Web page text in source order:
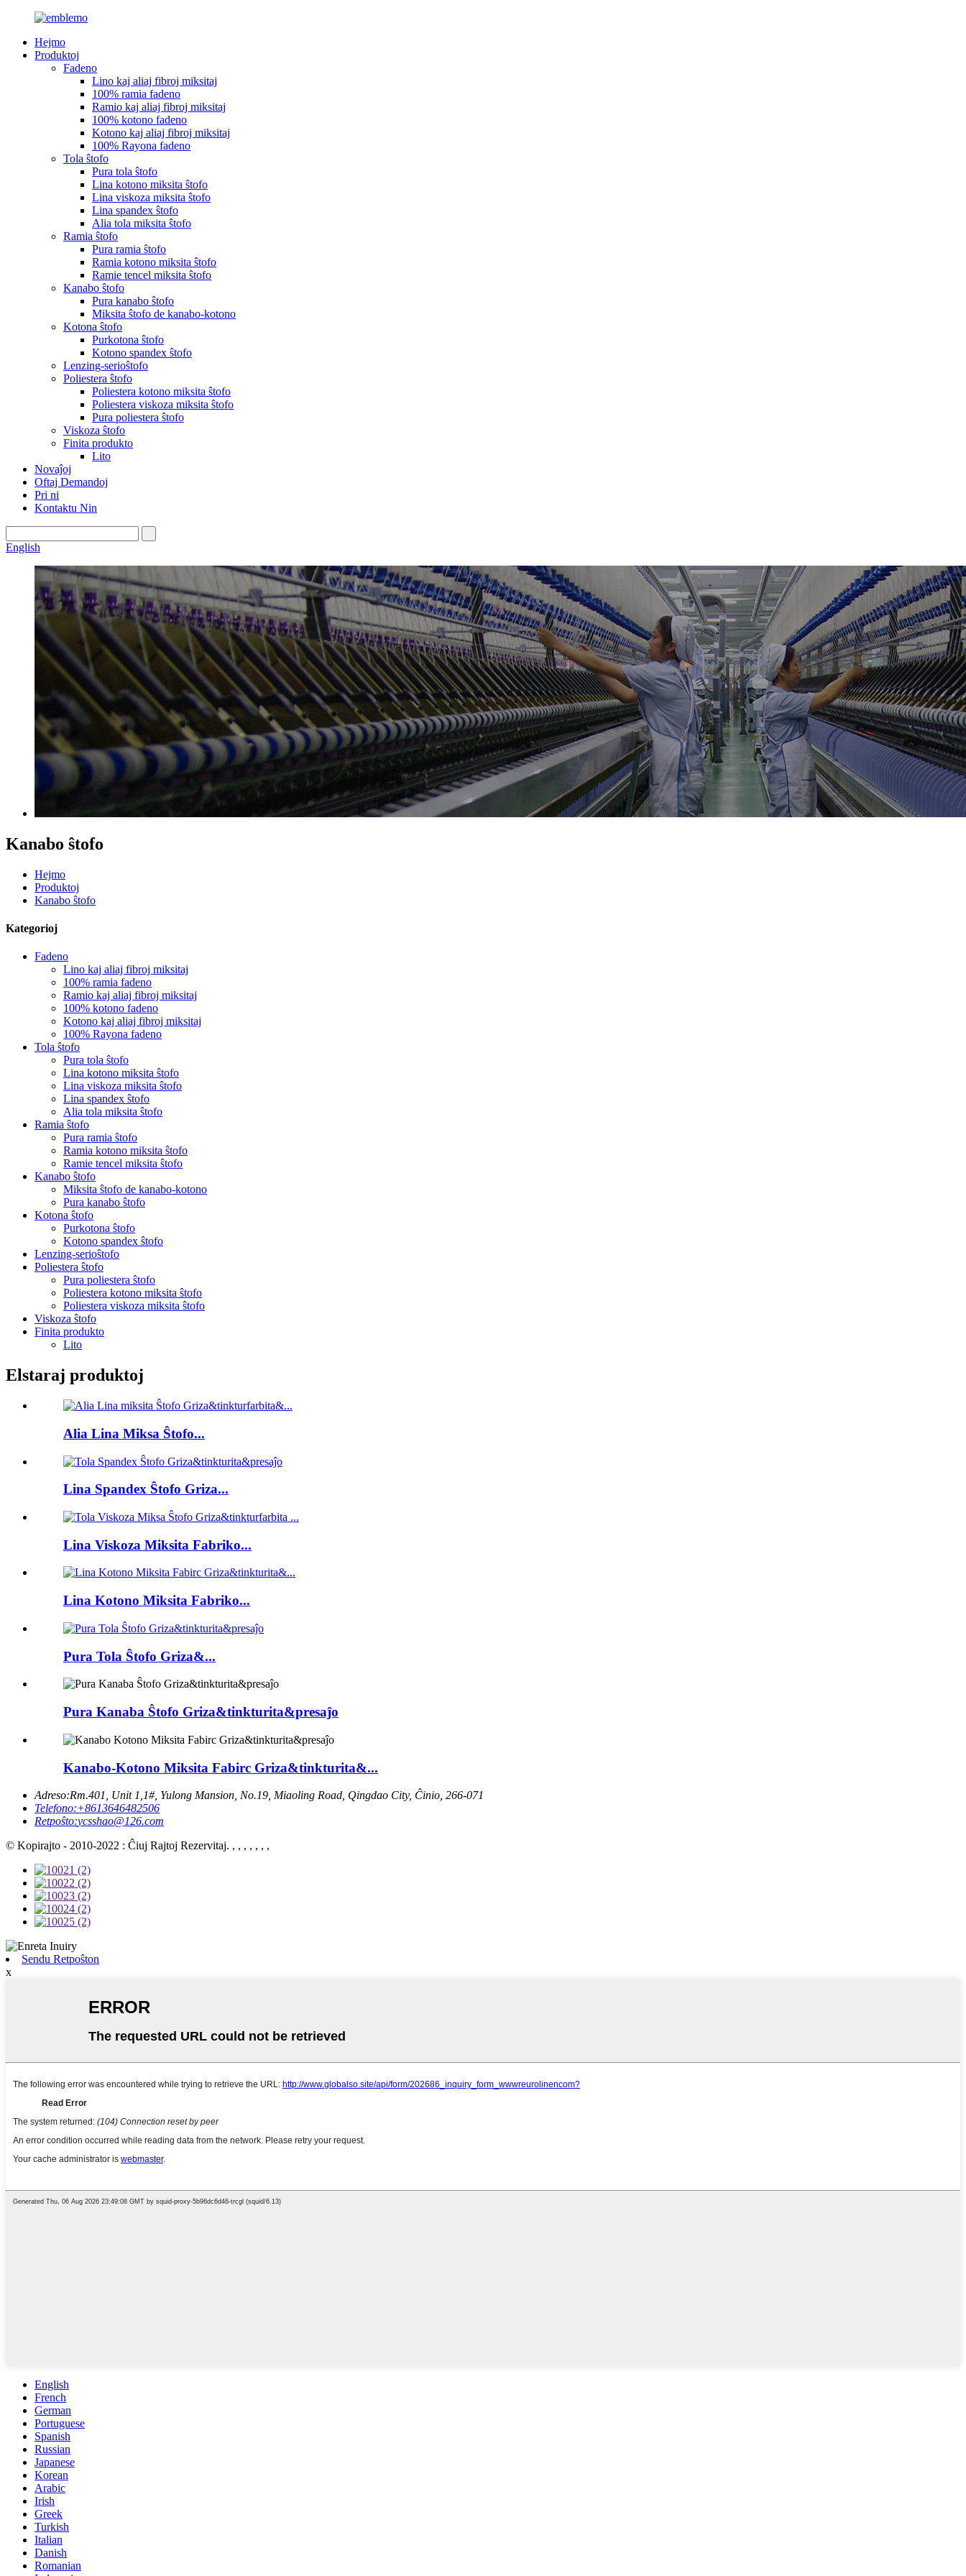
Hejmo
Produktoj
Fadeno
Lino kaj aliaj fibroj miksitaj
100% ramia fadeno
Ramio kaj aliaj fibroj miksitaj
100% kotono fadeno
Kotono kaj aliaj fibroj miksitaj
100% Rayona fadeno
Tola ŝtofo
Pura tola ŝtofo
Lina kotono miksita ŝtofo
Lina viskoza miksita ŝtofo
Lina spandex ŝtofo
Alia tola miksita ŝtofo
Ramia ŝtofo
Pura ramia ŝtofo
Ramia kotono miksita ŝtofo
Ramie tencel miksita ŝtofo
Kanabo ŝtofo
Pura kanabo ŝtofo
Miksita ŝtofo de kanabo-kotono
Kotona ŝtofo
Purkotona ŝtofo
Kotono spandex ŝtofo
Lenzing-serioŝtofo
Poliestera ŝtofo
Poliestera kotono miksita ŝtofo
Poliestera viskoza miksita ŝtofo
Pura poliestera ŝtofo
Viskoza ŝtofo
Finita produkto
Lito
Novaĵoj
Oftaj Demandoj
Pri ni
Kontaktu Nin
English
Kanabo ŝtofo
Hejmo
Produktoj
Kanabo ŝtofo
Kategorioj
Fadeno
Lino kaj aliaj fibroj miksitaj
100% ramia fadeno
Ramio kaj aliaj fibroj miksitaj
100% kotono fadeno
Kotono kaj aliaj fibroj miksitaj
100% Rayona fadeno
Tola ŝtofo
Pura tola ŝtofo
Lina kotono miksita ŝtofo
Lina viskoza miksita ŝtofo
Lina spandex ŝtofo
Alia tola miksita ŝtofo
Ramia ŝtofo
Pura ramia ŝtofo
Ramia kotono miksita ŝtofo
Ramie tencel miksita ŝtofo
Kanabo ŝtofo
Miksita ŝtofo de kanabo-kotono
Pura kanabo ŝtofo
Kotona ŝtofo
Purkotona ŝtofo
Kotono spandex ŝtofo
Lenzing-serioŝtofo
Poliestera ŝtofo
Pura poliestera ŝtofo
Poliestera kotono miksita ŝtofo
Poliestera viskoza miksita ŝtofo
Viskoza ŝtofo
Finita produkto
Lito
Elstaraj produktoj
Alia Lina Miksa Ŝtofo...
Lina Spandex Ŝtofo Griza...
Lina Viskoza Miksita Fabriko...
Lina Kotono Miksita Fabriko...
Pura Tola Ŝtofo Griza&...
Pura Kanaba Ŝtofo Griza&tinkturita&presaĵo
Kanabo-Kotono Miksita Fabirc Griza&tinkturita&...
Adreso:Rm.401, Unit 1,1#, Yulong Mansion, No.19, Miaoling Road, Qingdao City, Ĉinio, 266-071
Telefono:+8613646482506
Retpoŝto:ycsshao@126.com
© Kopirajto - 2010-2022 : Ĉiuj Rajtoj Rezervitaj. , , , , , , ,
Sendu Retpoŝton
x
English
French
German
Portuguese
Spanish
Russian
Japanese
Korean
Arabic
Irish
Greek
Turkish
Italian
Danish
Romanian